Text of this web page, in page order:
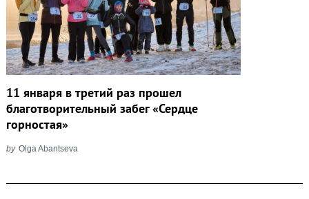
11 января в третий раз прошел
благотворительный забег «Сердце
горностая»
by Olga Abantseva